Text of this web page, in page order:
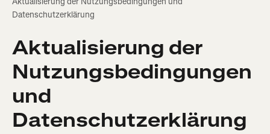
Datenschutzerklärung
Aktualisierung der
Nutzungsbedingungen
und
Datenschutzerklärung